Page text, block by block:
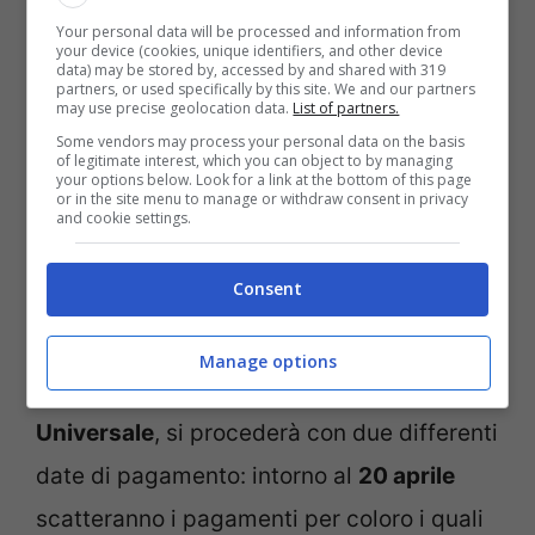
martedì 1 aprile: cognomi dalla A
alla B;
mercoledì 2 aprile: dalla C alla D;
giovedì 3 aprile: dalla E alla K;
venerdì 4 aprile: dalla L alla O;
sabato 5 aprile: dalla P alla R;
lunedì 7 aprile: dalla S alla Z.
Per quanto riguardal’Assegno Unico
Universale, si procederà con due differenti
date di pagamento: intorno al 20 aprile
scatteranno i pagamenti per coloro i quali
Your personal data will be processed and information from
your device (cookies, unique identifiers, and other device
data) may be stored by, accessed by and shared with 319
partners, or used specifically by this site. We and our partners
may use precise geolocation data. List of partners.
Some vendors may process your personal data on the basis
of legitimate interest, which you can object to by managing
your options below. Look for a link at the bottom of this page
or in the site menu to manage or withdraw consent in privacy
and cookie settings.
Consent
Manage options